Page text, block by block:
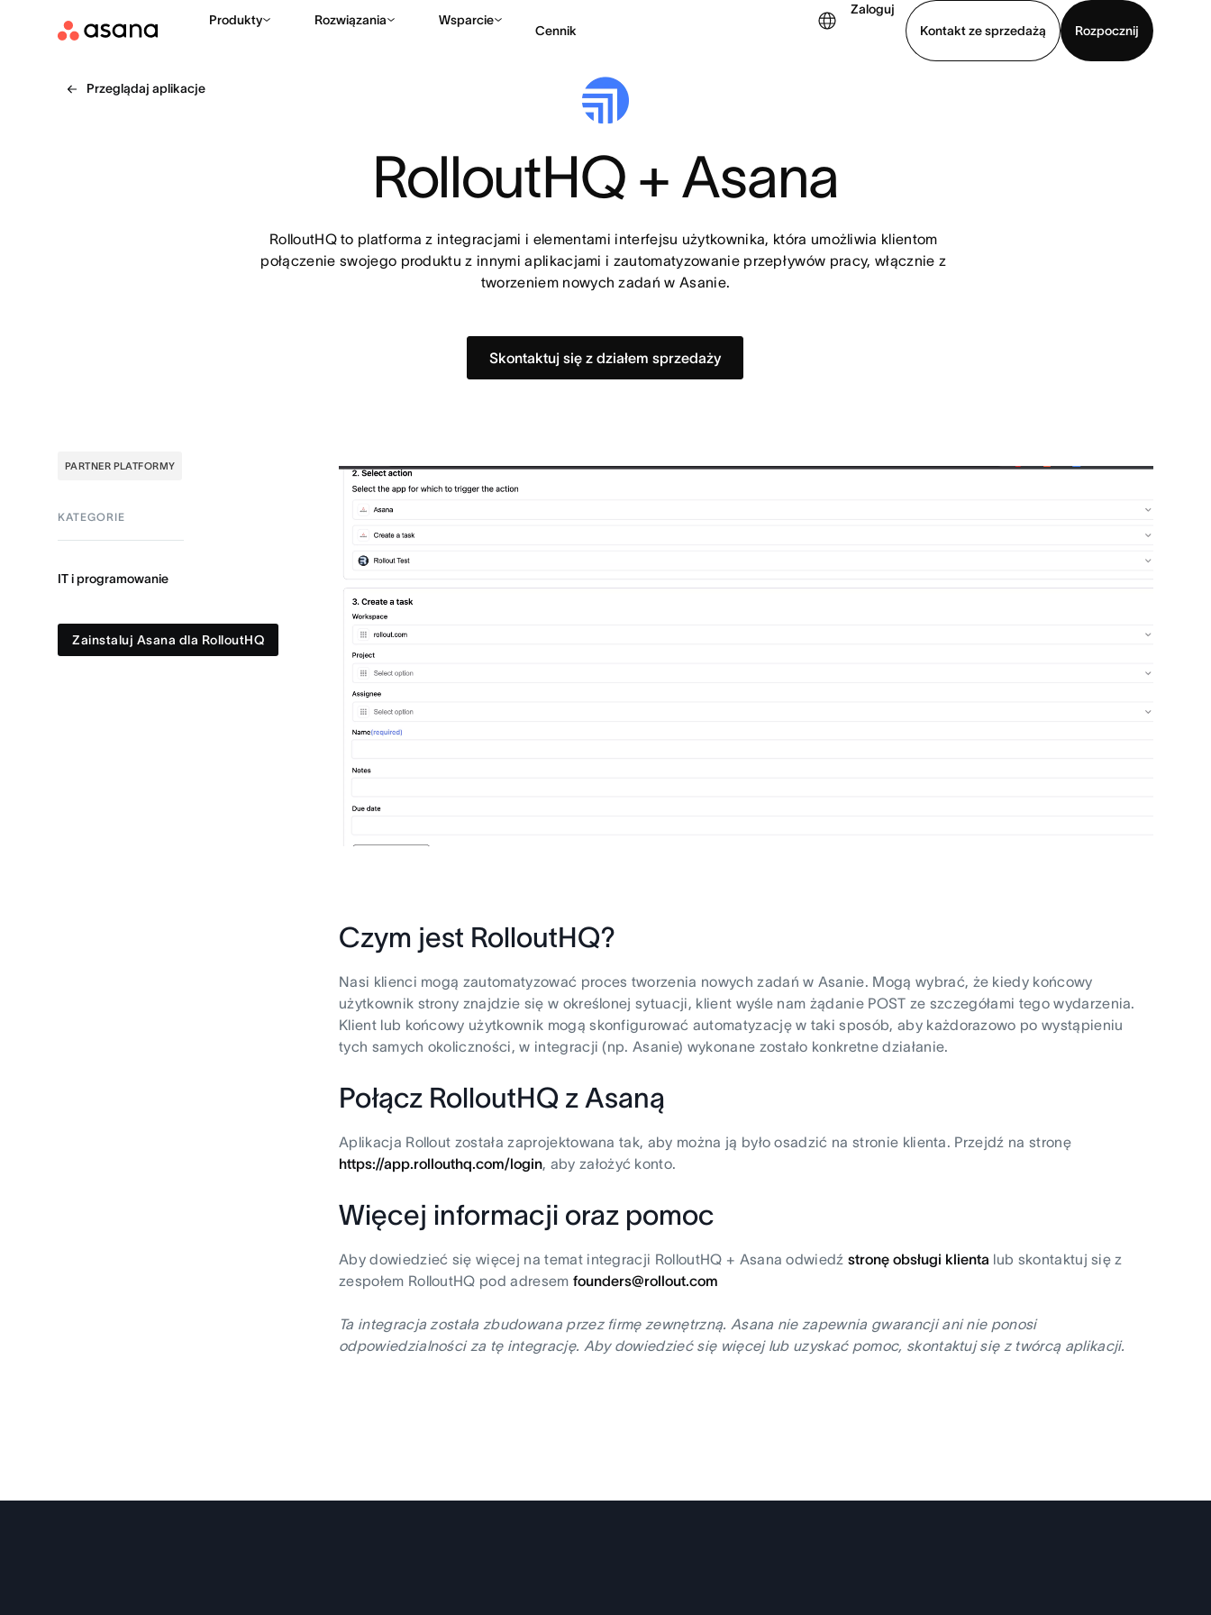
Produkty Rozwiązania Wsparcie
Cennik
Zaloguj
Kontakt ze sprzedażą
Rozpocznij
Przeglądaj aplikacje
RolloutHQ + Asana
RolloutHQ to platforma z integracjami i elementami interfejsu użytkownika, która umożliwia klientom
połączenie swojego produktu z innymi aplikacjami i zautomatyzowanie przepływów pracy, włącznie z
tworzeniem nowych zadań w Asanie.
Skontaktuj się z działem sprzedaży
PARTNER PLATFORMY
KATEGORIE
IT i programowanie
Zainstaluj Asana dla RolloutHQ
Czym jest RolloutHQ?
Nasi klienci mogą zautomatyzować proces tworzenia nowych zadań w Asanie. Mogą wybrać, że kiedy końcowy
użytkownik strony znajdzie się w określonej sytuacji, klient wyśle nam żądanie POST ze szczegółami tego wydarzenia.
Klient lub końcowy użytkownik mogą skonfigurować automatyzację w taki sposób, aby każdorazowo po wystąpieniu
tych samych okoliczności, w integracji (np. Asanie) wykonane zostało konkretne działanie.
Połącz RolloutHQ z Asaną
Aplikacja Rollout została zaprojektowana tak, aby można ją było osadzić na stronie klienta. Przejdź na stronę
https://app.rollouthq.com/login, aby założyć konto.
Więcej informacji oraz pomoc
Aby dowiedzieć się więcej na temat integracji RolloutHQ + Asana odwiedźstronę obsługi klienta lub skontaktuj się z
zespołem RolloutHQ pod adresem founders@rollout.com
Ta integracja została zbudowana przez firmę zewnętrzną. Asana nie zapewnia gwarancji ani nie ponosi
odpowiedzialności za tę integrację. Aby dowiedzieć się więcej lub uzyskać pomoc, skontaktuj się z twórcą aplikacji.